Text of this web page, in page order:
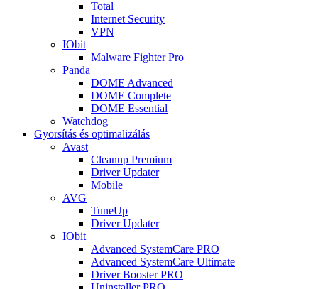
Total
Internet Security
VPN
IObit
Malware Fighter Pro
Panda
DOME Advanced
DOME Complete
DOME Essential
Watchdog
Gyorsítás és optimalizálás
Avast
Cleanup Premium
Driver Updater
Mobile
AVG
TuneUp
Driver Updater
IObit
Advanced SystemCare PRO
Advanced SystemCare Ultimate
Driver Booster PRO